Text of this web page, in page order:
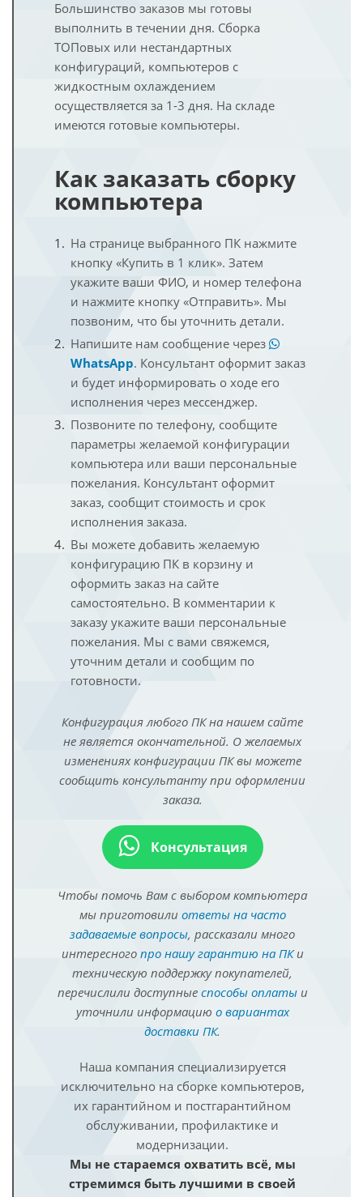
Большинство заказов мы готовы
выполнить в течении дня. Сборка
ТОПовых или нестандартных
конфигураций, компьютеров с
жидкостным охлаждением
осуществляется за 1-3 дня. На складе
имеются готовые компьютеры.
Как заказать сборку
компьютера
На странице выбранного ПК нажмите
кнопку «Купить в 1 клик». Затем
укажите ваши ФИО, и номер телефона
и нажмите кнопку «Отправить». Мы
позвоним, что бы уточнить детали.
Напишите нам сообщение через
WhatsApp. Консультант оформит заказ
и будет информировать о ходе его
исполнения через мессенджер.
Позвоните по телефону, сообщите
параметры желаемой конфигурации
компьютера или ваши персональные
пожелания. Консультант оформит
заказ, сообщит стоимость и срок
исполнения заказа.
Вы можете добавить желаемую
конфигурацию ПК в корзину и
оформить заказ на сайте
самостоятельно. В комментарии к
заказу укажите ваши персональные
пожелания. Мы с вами свяжемся,
уточним детали и сообщим по
готовности.
Конфигурация любого ПК на нашем сайте
не является окончательной. О желаемых
изменениях конфигурации ПК вы можете
сообщить консультанту при оформлении
заказа.
Консультация
Чтобы помочь Вам с выбором компьютера
мы приготовили ответы на часто
задаваемые вопросы, рассказали много
интересного про нашу гарантию на ПКи
техническую поддержку покупателей,
перечислили доступные способы оплатыи
уточнили информацию о вариантах
доставки ПК.
Наша компания специализируется
исключительно на сборке компьютеров,
их гарантийном и постгарантийном
обслуживании, профилактике и
модернизации.
Мы не стараемся охватить всё, мы
стремимся быть лучшими в своей